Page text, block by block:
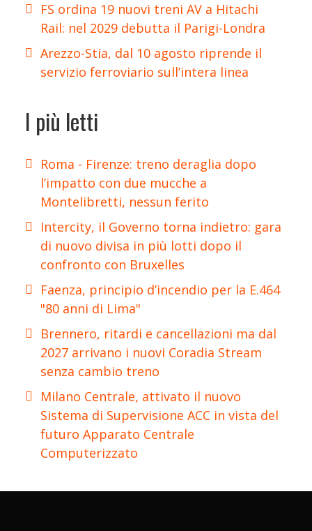
FS ordina 19 nuovi treni AV a Hitachi
Rail: nel 2029 debutta il Parigi-Londra
Arezzo-Stia, dal 10 agosto riprende il
servizio ferroviario sull’intera linea
I più letti
Roma - Firenze: treno deraglia dopo
l’impatto con due mucche a
Montelibretti, nessun ferito
Intercity, il Governo torna indietro: gara
di nuovo divisa in più lotti dopo il
confronto con Bruxelles
Faenza, principio d’incendio per la E.464
"80 anni di Lima"
Brennero, ritardi e cancellazioni ma dal
2027 arrivano i nuovi Coradia Stream
senza cambio treno
Milano Centrale, attivato il nuovo
Sistema di Supervisione ACC in vista del
futuro Apparato Centrale
Computerizzato